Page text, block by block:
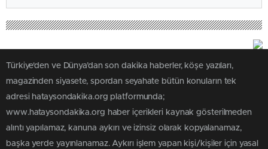
Türkiye'den ve Dünya’dan son dakika haberler, köşe yazıları,
magazinden siyasete, spordan seyahate bütün konuların tek
adresi hataysondakika.org platformunda;
www.hataysondakika.org haber içerikleri kaynak gösterilmeden
alıntı yapılamaz, kanuna aykırı ve izinsiz olarak kopyalanamaz,
başka yerde yayınlanamaz. Aykırı işlem yapan kişi/kişiler için yasal